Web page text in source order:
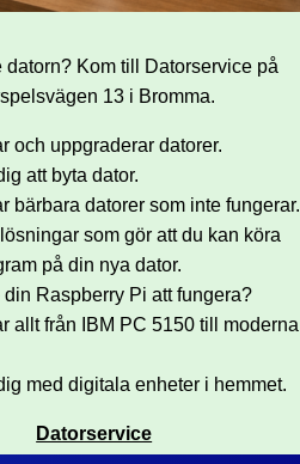
datorn? Kom till Datorservice på
13 i Bromma.
och uppgraderar datorer.
att byta dator.
bärbara datorer som inte fungerar.
som gör att du kan köra
på din nya dator.
din Raspberry Pi att fungera?
allt från IBM PC 5150 till moderna
med digitala enheter i hemmet.
Datorservice